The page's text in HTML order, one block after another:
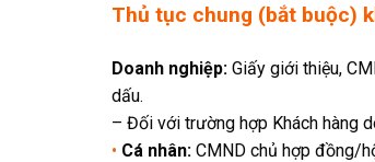
Thủ tục chung (bắt buộc)
Doanh nghiệp: Giấy giới thiệu,
dấu.
– Đối với trường hợp Khách hàng
• Cá nhân: CMND chủ hợp đồng/